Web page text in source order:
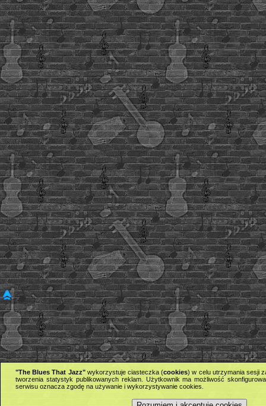
"The Blues That Jazz"wykorzystuje ciasteczka (cookies) w celu utrzymania sesji
tworzenia statystyk publikowanych reklam. Użytkownik ma możliwość
serwisu oznacza zgodę na używanie i wykorzystywanie cookies.